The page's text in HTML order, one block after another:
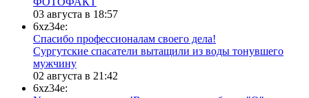
03 августа в 18:57
6xz34e:
Спасибо профессионалам своего дела!
Сургутские спасатели вытащили из воды тонувшего
мужчину
02 августа в 21:42
6xz34e: